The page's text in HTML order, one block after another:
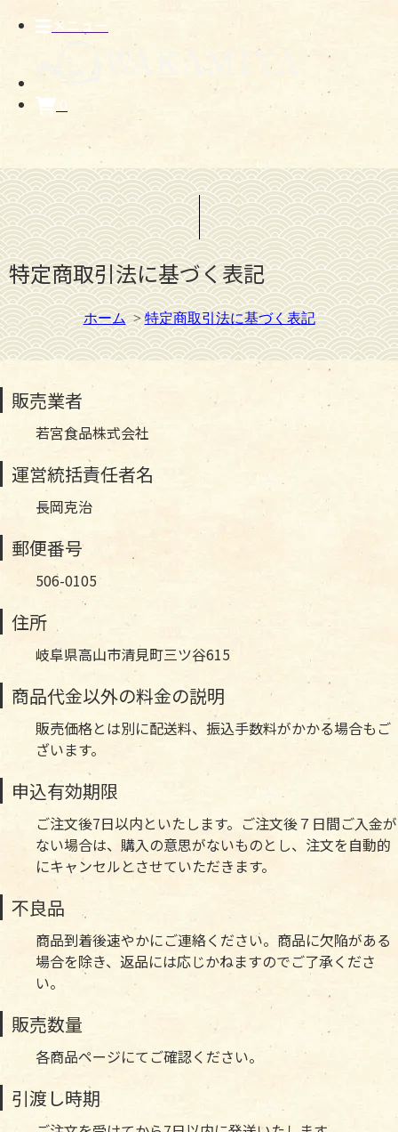
メニュー
0
特定商取引法に基づく表記
ホーム >特定商取引法に基づく表記
販売業者
若宮食品株式会社
運営統括責任者名
長岡克治
郵便番号
506-0105
住所
岐阜県高山市清見町三ツ谷615
商品代金以外の料金の説明
販売価格とは別に配送料、振込手数料がかかる場合もご
ざいます。
申込有効期限
ご注文後7日以内といたします。ご注文後７日間ご入金が
ない場合は、購入の意思がないものとし、注文を自動的
にキャンセルとさせていただきます。
不良品
商品到着後速やかにご連絡ください。商品に欠陥がある
場合を除き、返品には応じかねますのでご了承くださ
い。
販売数量
各商品ページにてご確認ください。
引渡し時期